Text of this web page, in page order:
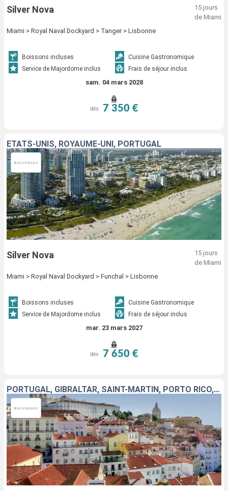
Silver Nova
15 jours
de Miami
Miami > Royal Naval Dockyard > Tanger > Lisbonne
Boissons incluses
Cuisine Gastronomique
Service de Majordome inclus
Frais de séjour inclus
sam. 04 mars 2028
dès 7 350 €
ÉTATS-UNIS, ROYAUME-UNI, PORTUGAL
Silver Nova
15 jours
de Miami
Miami > Royal Naval Dockyard > Funchal > Lisbonne
Boissons incluses
Cuisine Gastronomique
Service de Majordome inclus
Frais de séjour inclus
mar. 23 mars 2027
dès 7 650 €
PORTUGAL, GIBRALTAR, SAINT-MARTIN, PORTO RICO, ÉTATS-UNIS